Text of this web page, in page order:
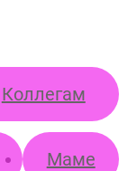
Коллегам
Маме